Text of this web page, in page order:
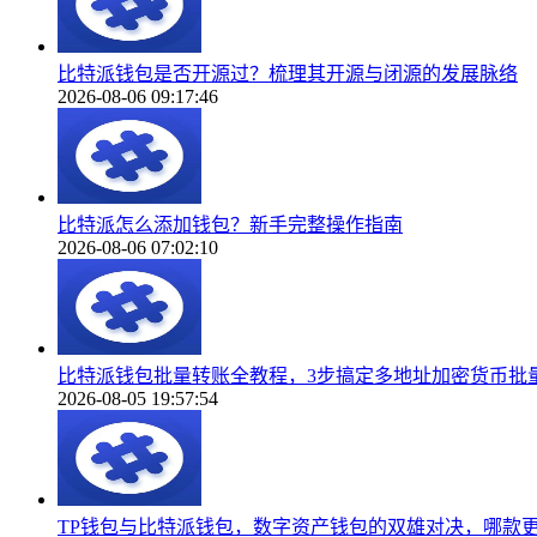
比特派钱包是否开源过？梳理其开源与闭源的发展脉络
2026-08-06 09:17:46
比特派怎么添加钱包？新手完整操作指南
2026-08-06 07:02:10
比特派钱包批量转账全教程，3步搞定多地址加密货币批
2026-08-05 19:57:54
TP钱包与比特派钱包，数字资产钱包的双雄对决，哪款